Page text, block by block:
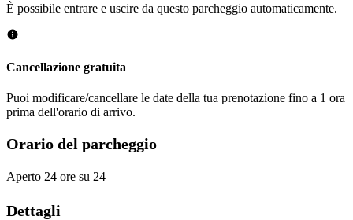
È possibile entrare e uscire da questo parcheggio automaticamente.
Cancellazione gratuita
Puoi modificare/cancellare le date della tua prenotazione fino a 1 ora
prima dell'orario di arrivo.
Orario del parcheggio
Aperto 24 ore su 24
Dettagli